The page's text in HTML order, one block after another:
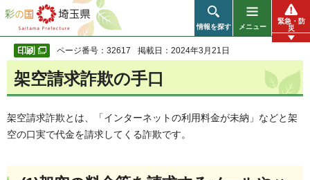
彩の国 埼玉県
情報を探す メニュー
緊急・防
災
ページ番号：32617 掲載日：2024年3月21日
架空請求詐欺の手口
架空請求詐欺とは、「インターネットの利用料金が未納」などと架
空の口実で代金を請求してくる詐欺です。